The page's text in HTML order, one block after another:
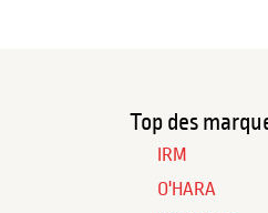
Top des
IRM
O'HARA